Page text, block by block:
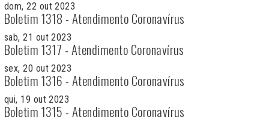
dom, 22 out 2023
Boletim 1318 - Atendimento Coronavírus
sab, 21 out 2023
Boletim 1317 - Atendimento Coronavírus
sex, 20 out 2023
Boletim 1316 - Atendimento Coronavírus
qui, 19 out 2023
Boletim 1315 - Atendimento Coronavírus